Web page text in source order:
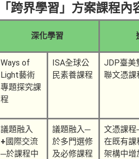
「跨界學習」方案課程內
深化學習
Ways of
Light藝術
專題探究課
程
ISA全球公
民素養課程
JDP臺美
聯文憑課
議題融入
+國際交流
─於課程中
議題融入─
於多門選修
及必修課程
文憑課程
在既有課
架構中增